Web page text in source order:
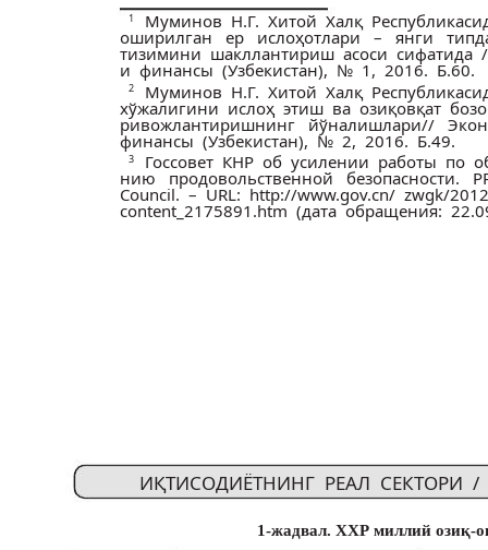
1 Муминов Н.Г. Хитой Халқ
оширилган ер ислоҳотлари – янги
тизимини шакллантириш асоси
и финансы (Узбекистан), № 1, 2016. Б.60.
2 Муминов Н.Г. Хитой Халқ
хўжалигини ислоҳ этиш ва озиқ­овқат
ривожлантиришнинг йўналишлари//
финансы (Узбекистан), № 2, 2016. Б.49.
3 Госсовет КНР об усилении работы по
нию продовольственной безопасности.
Council. – URL: http://www.gov.cn/ zwgk/
content_2175891.htm (дата обращения:
1-жадвал. ХХР миллий озиқ-
ИҚТИСОДИЁТНИНГ РЕАЛ СЕКТОРИ